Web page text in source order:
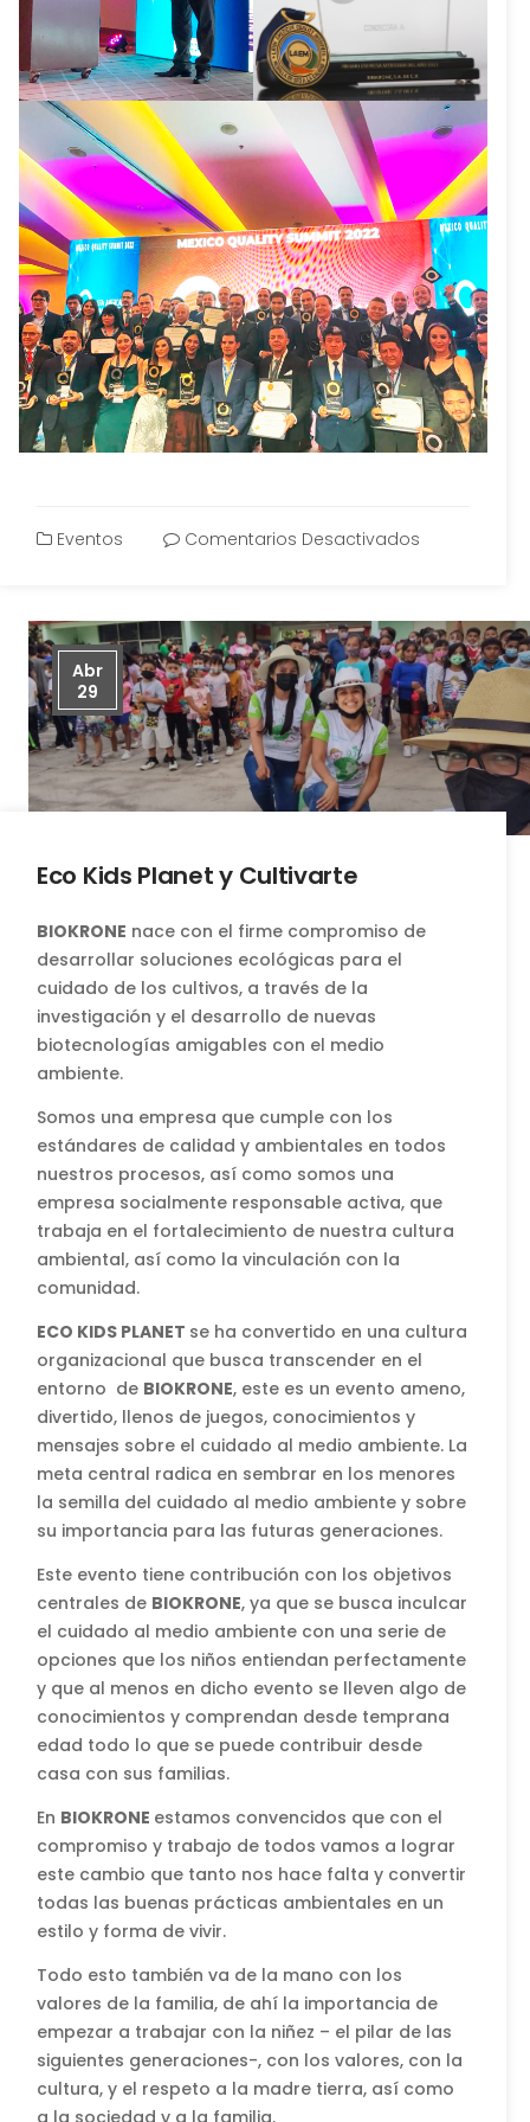
Eventos Comentarios Desactivados
Abr
29
Eco Kids Planet y Cultivarte
BIOKRONE nace con el firme compromiso de
desarrollar soluciones ecológicas para el
cuidado de los cultivos, a través de la
investigación y el desarrollo de nuevas
biotecnologías amigables con el medio
ambiente.
Somos una empresa que cumple con los
estándares de calidad y ambientales en todos
nuestros procesos, así como somos una
empresa socialmente responsable activa, que
trabaja en el fortalecimiento de nuestra cultura
ambiental, así como la vinculación con la
comunidad.
ECO KIDS PLANET se ha convertido en una cultura
organizacional que busca transcender en el
entorno de BIOKRONE, este es un evento ameno,
divertido, llenos de juegos, conocimientos y
mensajes sobre el cuidado al medio ambiente. La
meta central radica en sembrar en los menores
la semilla del cuidado al medio ambiente y sobre
su importancia para las futuras generaciones.
Este evento tiene contribución con los objetivos
centrales de BIOKRONE, ya que se busca inculcar
el cuidado al medio ambiente con una serie de
opciones que los niños entiendan perfectamente
y que al menos en dicho evento se lleven algo de
conocimientos y comprendan desde temprana
edad todo lo que se puede contribuir desde
casa con sus familias.
En BIOKRONE estamos convencidos que con el
compromiso y trabajo de todos vamos a lograr
este cambio que tanto nos hace falta y convertir
todas las buenas prácticas ambientales en un
estilo y forma de vivir.
Todo esto también va de la mano con los
valores de la familia, de ahí la importancia de
empezar a trabajar con la niñez – el pilar de las
siguientes generaciones-, con los valores, con la
cultura, y el respeto a la madre tierra, así como
a la sociedad y a la familia.